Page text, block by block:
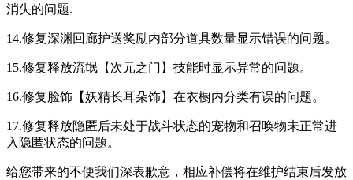
消失的问题.
14.修复深渊回廊护送奖励内部分道具数量显示错误的问题。
15.修复释放流氓【次元之门】技能时显示异常的问题。
16.修复脸饰【妖精长耳朵饰】在衣橱内分类有误的问题。
17.修复释放隐匿后未处于战斗状态的宠物和召唤物未正常进
入隐匿状态的问题。
给您带来的不便我们深表歉意，相应补偿将在维护结束后发放